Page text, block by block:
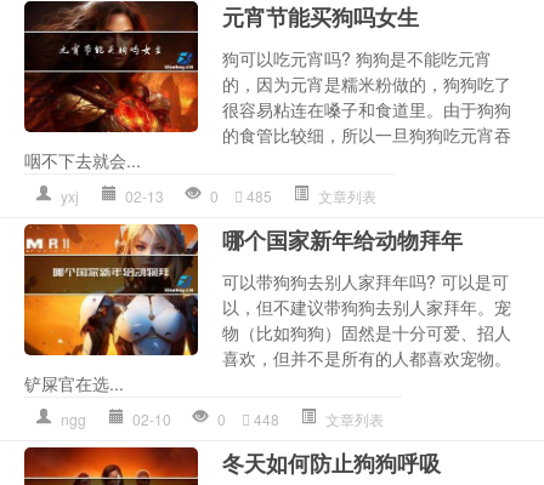
元宵节能买狗吗女生
狗可以吃元宵吗? 狗狗是不能吃元宵
的，因为元宵是糯米粉做的，狗狗吃了
很容易粘连在嗓子和食道里。由于狗狗
的食管比较细，所以一旦狗狗吃元宵吞
咽不下去就会...
yxj 02-13 0 485 文章列表
哪个国家新年给动物拜年
可以带狗狗去别人家拜年吗? 可以是可
以，但不建议带狗狗去别人家拜年。宠
物（比如狗狗）固然是十分可爱、招人
喜欢，但并不是所有的人都喜欢宠物。
铲屎官在选...
ngg 02-10 0 448 文章列表
冬天如何防止狗狗呼吸